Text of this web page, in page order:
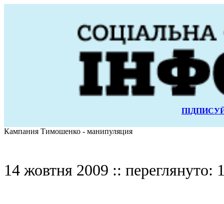
Кампания Тимошенко - манипуляция
14 жовтня 2009 :: переглянуто: